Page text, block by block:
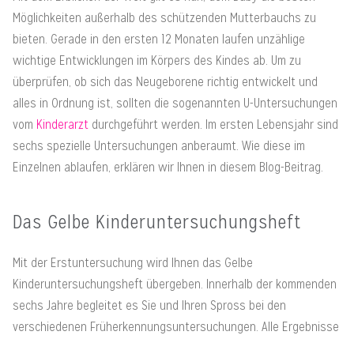
Möglichkeiten außerhalb des schützenden Mutterbauchs zu
bieten. Gerade in den ersten 12 Monaten laufen unzählige
wichtige Entwicklungen im Körpers des Kindes ab. Um zu
überprüfen, ob sich das Neugeborene richtig entwickelt und
alles in Ordnung ist, sollten die sogenannten U-Untersuchungen
vom Kinderarzt durchgeführt werden. Im ersten Lebensjahr sind
sechs spezielle Untersuchungen anberaumt. Wie diese im
Einzelnen ablaufen, erklären wir Ihnen in diesem Blog-Beitrag.
Das Gelbe Kinderuntersuchungsheft
Mit der Erstuntersuchung wird Ihnen das Gelbe
Kinderuntersuchungsheft übergeben. Innerhalb der kommenden
sechs Jahre begleitet es Sie und Ihren Spross bei den
verschiedenen Früherkennungsuntersuchungen. Alle Ergebnisse